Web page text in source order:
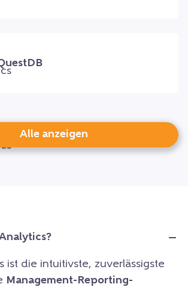
Alle anzeigen
ist die intuitivste, zuverlässigste
Management-Reporting-